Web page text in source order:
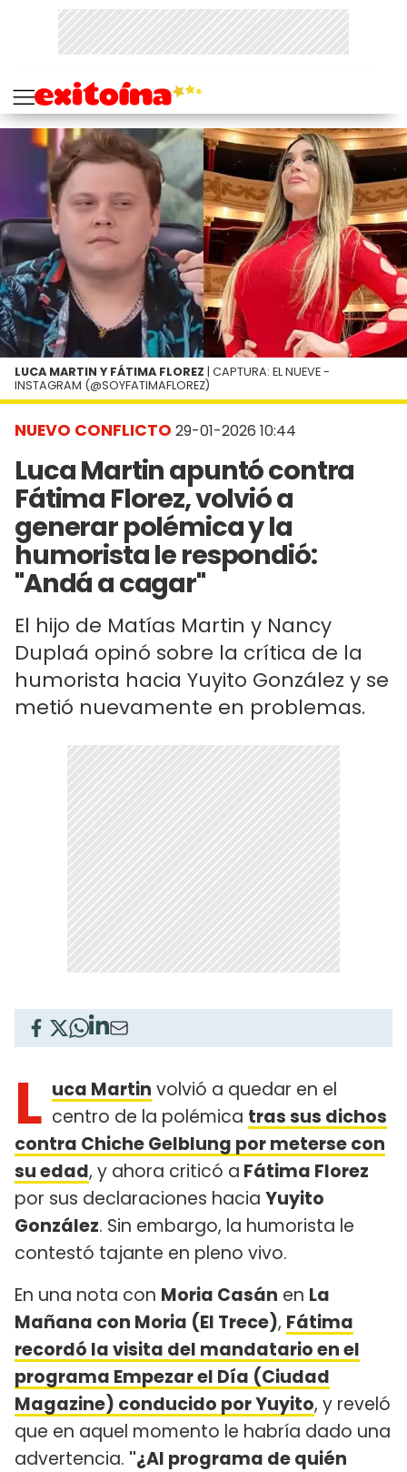
NUEVO CONFLICTO 29-01-2026 10:44
Luca Martin apuntó contra
Fátima Florez, volvió a
generar polémica y la
humorista le respondió:
"Andá a cagar"
El hijo de Matías Martin y Nancy
Duplaá opinó sobre la crítica de la
humorista hacia Yuyito González y se
metió nuevamente en problemas.
LUCA MARTIN Y FÁTIMA FLOREZ | CAPTURA: EL NUEVE -
INSTAGRAM (@SOYFATIMAFLOREZ)
L uca Martin volvió a quedar en el
centro de la polémica tras sus dichos
contra Chiche Gelblung por meterse con
su edad, y ahora criticó a Fátima Florez
por sus declaraciones hacia Yuyito
González. Sin embargo, la humorista le
contestó tajante en pleno vivo.
En una nota con Moria Casán en La
Mañana con Moria (El Trece), Fátima
recordó la visita del mandatario en el
programa Empezar el Día (Ciudad
Magazine) conducido por Yuyito, y reveló
que en aquel momento le habría dado una
advertencia. "¿Al programa de quién